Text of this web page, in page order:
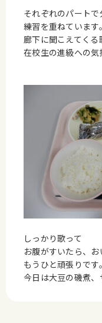
それぞれのパートで
練習を重ねています。
廊下に聞こえてくる
在校生の進級への気
しっかり歌って
お腹がすいたら、
もうひと頑張りです。
今日は大豆の磯煮、